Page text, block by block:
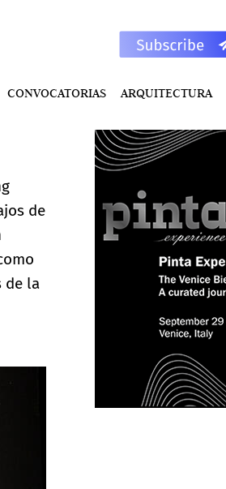
CONVOCATORIAS ARQUITECTURA
de
de la